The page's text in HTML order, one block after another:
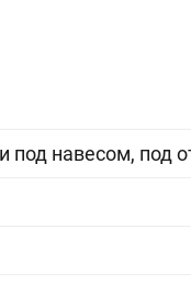
под навесом, под